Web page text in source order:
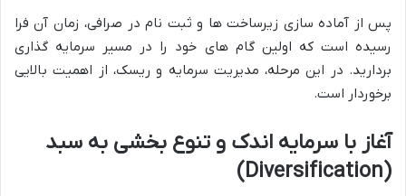
پس از آماده سازی زیرساخت ها و ثبت نام در صرافی، زمان آن فرا
رسیده است که اولین گام های خود را در مسیر سرمایه گذاری
بردارید. در این مرحله، مدیریت سرمایه و ریسک، از اهمیت بالایی
برخوردار است.
آغاز با سرمایه اندک و تنوع بخشی به سبد
(Diversification)